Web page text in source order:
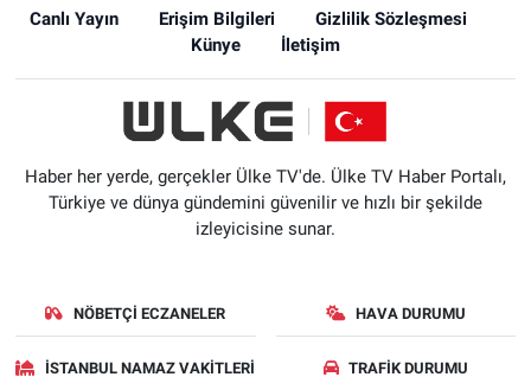
Canlı Yayın Erişim Bilgileri
Gizlilik Sözleşmesi
Künye
İletişim
Haber her yerde, gerçekler Ülke TV'de. Ülke TV Haber Portalı,
Türkiye ve dünya gündemini güvenilir ve hızlı bir şekilde
izleyicisine sunar.
NÖBETÇI ECZANELER HAVA DURUMU
İSTANBUL NAMAZ VAKITLERI TRAFIK DURUMU